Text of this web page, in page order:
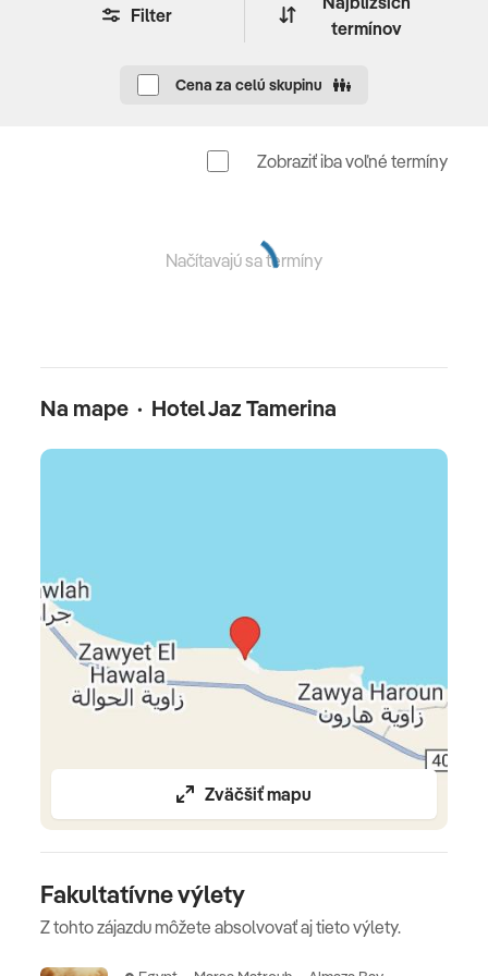
WELLNESS & SPA
Celková cena zahŕňa
insolventnosti, delegáta CK, servisné poplatky
(letiskové poplatky, bezpečnostná taxa, iné poplatky
Filter
termínov
Cena za celú skupinu
Zobraziť iba voľné termíny
Načítavajú sa termíny
Na mape · Hotel Jaz Tamerina
Zväčšiť mapu
Fakultatívne výlety
Z tohto zájazdu môžete absolvovať aj tieto výlety.